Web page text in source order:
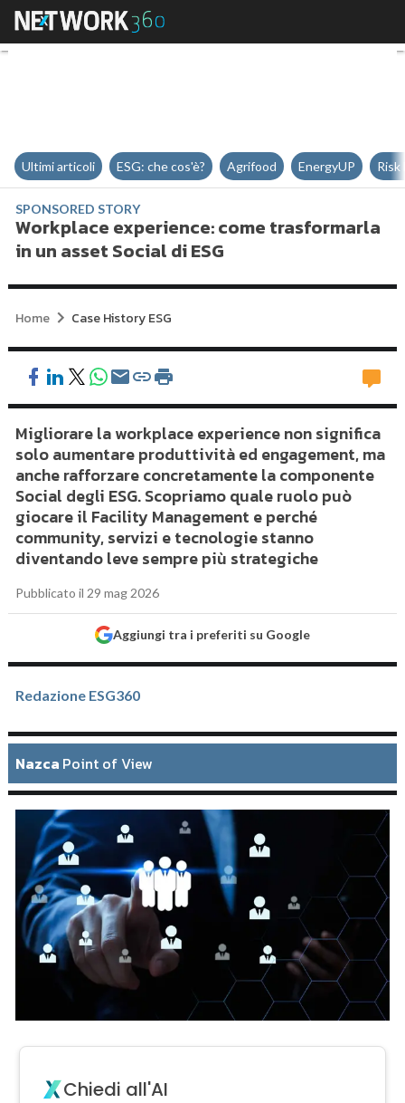
Workplace experience: come
Ultimi articoli ESG: che cos'è? Agrifood EnergyUP Risk
SPONSORED STORY
Workplace experience: come trasformarla
in un asset Social di ESG
Home Case History ESG
Migliorare la workplace experience non significa
solo aumentare produttività ed engagement, ma
anche rafforzare concretamente la componente
Social degli ESG. Scopriamo quale ruolo può
giocare il Facility Management e perché
community, servizi e tecnologie stanno
diventando leve sempre più strategiche
Pubblicato il 29 mag 2026
Aggiungi tra i preferiti su Google
Redazione ESG360
Nazca Point of View
Chiedi all'AI